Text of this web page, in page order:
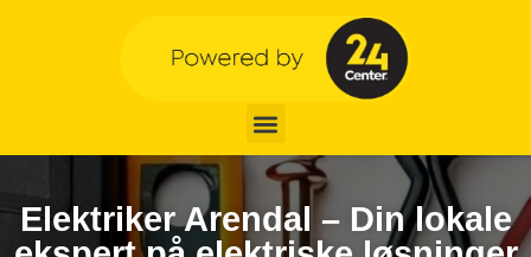
Elektriker Arendal – Din lokale